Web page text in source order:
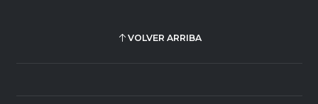
VOLVER ARRIBA